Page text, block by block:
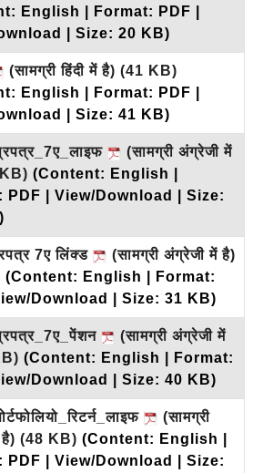
English | Format: PDF |
| Size: 20 KB)
(सामग्री हिंदी में है) (41 KB)
English | Format: PDF |
| Size: 41 KB)
(सामग्री अंग्रेजी में
(Content: English |
PDF | View/Download | Size:
7ए लिंक्ड
(सामग्री अंग्रेजी में है)
(Content: English | Format:
Download | Size: 31 KB)
(सामग्री अंग्रेजी में
(Content: English | Format:
Download | Size: 40 KB)
(सामग्री
(48 KB) (Content: English |
PDF | View/Download | Size: